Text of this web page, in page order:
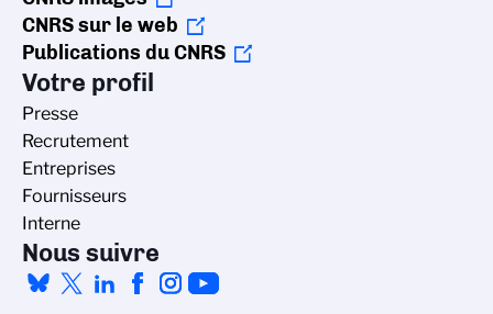
CNRS sur le web
Publications du CNRS
Votre profil
Presse
Recrutement
Entreprises
Fournisseurs
Interne
Nous suivre